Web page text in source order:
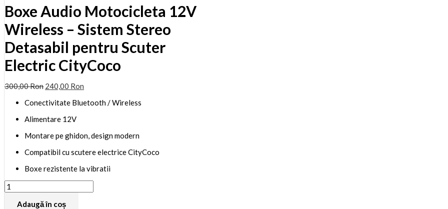
Boxe Audio Motocicleta 12V
Wireless – Sistem Stereo
Detasabil pentru Scuter
Electric CityCoco
300,00Ron 240,00 Ron
Conectivitate Bluetooth / Wireless
Alimentare 12V
Montare pe ghidon, design modern
Compatibil cu scutere electrice CityCoco
Boxe rezistente la vibratii
Adaugă în coș